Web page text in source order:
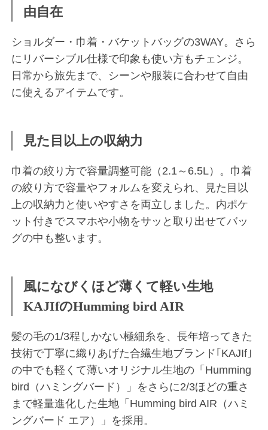
由自在
ショルダー・巾着・バケットバッグの3WAY。さら
にリバーシブル仕様で印象も使い方もチェンジ。
日常から旅先まで、シーンや服装に合わせて自由
に使えるアイテムです。
見た目以上の収納力
巾着の絞り方で容量調整可能（2.1～6.5L）。巾着
の絞り方で容量やフォルムを変えられ、見た目以
上の収納力と使いやすさを両立しました。内ポケ
ット付きでスマホや小物をサッと取り出せてバッ
グの中も整います。
風になびくほど薄くて軽い生地
KAJIfのHumming bird AIR
髪の毛の1/3程しかない極細糸を、長年培ってきた
技術で丁寧に織りあげた合繊生地ブランド｢KAJIf｣
の中でも軽くて薄いオリジナル生地の「Humming
bird（ハミングバード）」をさらに2/3ほどの重さ
まで軽量進化した生地「Humming bird AIR（ハミ
ングバード エア）」を採用。